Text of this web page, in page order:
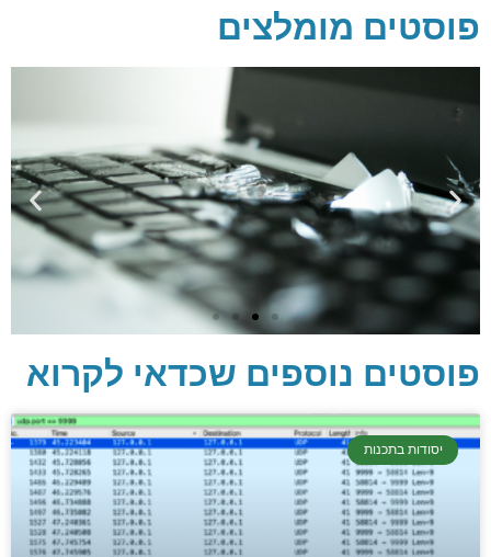
פוסטים מומלצים
יסודות בתכנות
קריפטוגרפיה, ביצועים, אבטחת מידע ומידע
יסודי וחשוב שגם מתכנתים מנוסים לא תמיד
יודעים.
הכנסו עכשיו
פוסטים נוספים שכדאי לקרוא
יסודות בתכנות